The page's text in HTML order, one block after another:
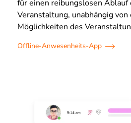
für einen reibungslosen Ablauf
Veranstaltung, unabhängig von
Möglichkeiten des
Offline-Anwesenheits-App